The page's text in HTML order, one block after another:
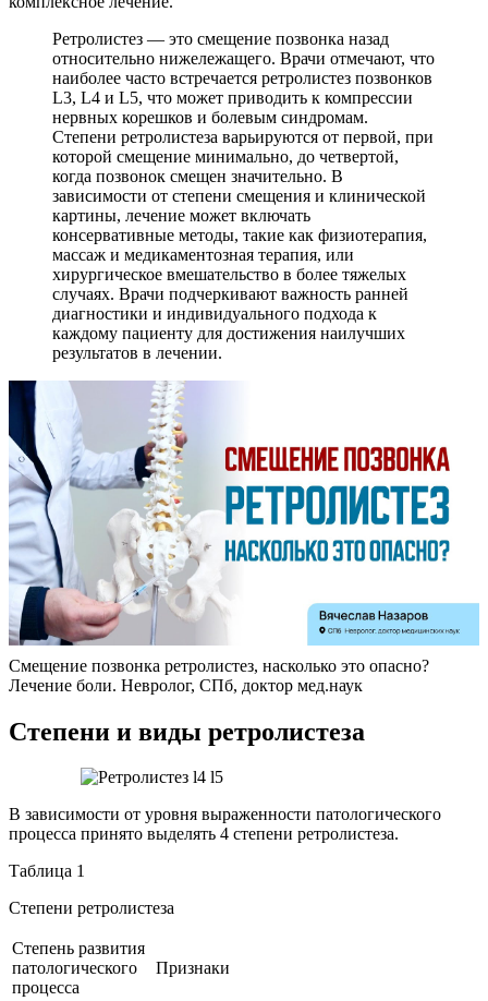
Ретролистез — это смещение позвонка назад
относительно нижележащего. Врачи отмечают, что
наиболее часто встречается ретролистез позвонков
L3, L4 и L5, что может приводить к компрессии
нервных корешков и болевым синдромам.
Степени ретролистеза варьируются от первой, при
которой смещение минимально, до четвертой,
когда позвонок смещен значительно. В
зависимости от степени смещения и клинической
картины, лечение может включать
консервативные методы, такие как физиотерапия,
массаж и медикаментозная терапия, или
хирургическое вмешательство в более тяжелых
случаях. Врачи подчеркивают важность ранней
диагностики и индивидуального подхода к
каждому пациенту для достижения наилучших
результатов в лечении.
Смещение позвонка ретролистез, насколько это опасно?
Лечение боли. Невролог, СПб, доктор мед.наук
Степени и виды ретролистеза
В зависимости от уровня выраженности патологического
процесса принято выделять 4 степени ретролистеза.
Таблица 1
Степени ретролистеза
Степень развития
патологического
процесса
Признаки